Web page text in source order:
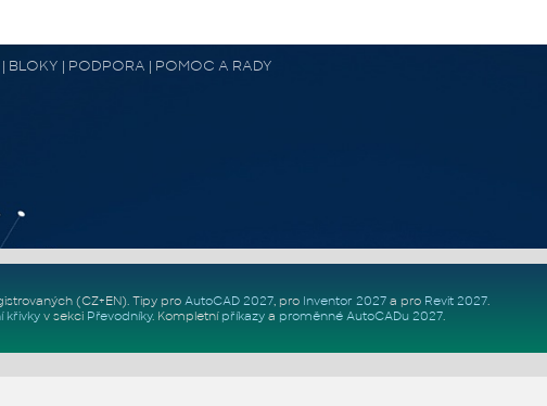
BLOKY | PODPORA | POMOC A RADY
(CZ+EN). Tipy pro AutoCAD 2027, pro Inventor 2027a pro Revit 2027.
křivkyv sekci Převodníky. Kompletní příkazya proměnné AutoCADu 2027.